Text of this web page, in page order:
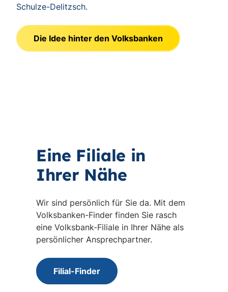
Schulze-Delitzsch.
Die Idee hinter den Volksbanken
Eine Filiale in
Ihrer Nähe
Wir sind persönlich für Sie da. Mit dem
Volksbanken-Finder finden Sie rasch
eine Volksbank-Filiale in Ihrer Nähe als
persönlicher Ansprechpartner.
Filial-Finder